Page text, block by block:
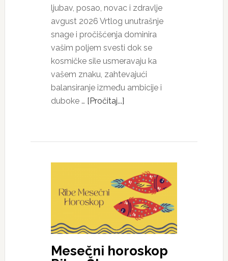
ljubav, posao, novac i zdravlje
avgust 2026 Vrtlog unutrašnje
snage i pročišćenja dominira
vašim poljem svesti dok se
kosmičke sile usmeravaju ka
vašem znaku, zahtevajući
balansiranje između ambicije i
duboke … [Pročitaj...]
Mesečni horoskop